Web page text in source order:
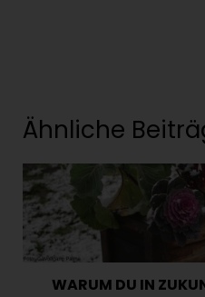
Ähnliche
WARUM DU IN